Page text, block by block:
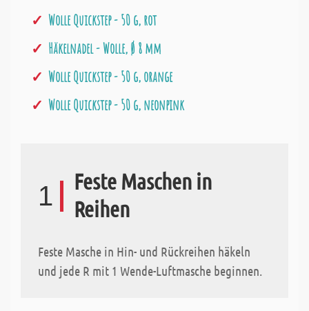
Wolle Quickstep - 50 g, rot
Häkelnadel - Wolle, Ø 8 mm
Wolle Quickstep - 50 g, orange
Wolle Quickstep - 50 g, neonpink
1
Feste Maschen in
Reihen
Feste Masche in Hin- und Rückreihen häkeln
und jede R mit 1 Wende-Luftmasche beginnen.